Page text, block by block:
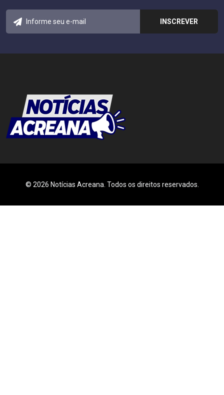
© 2026 Notícias Acreana. Todos os direitos reservados.